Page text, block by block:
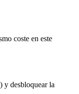
coste en este
y desbloquear la